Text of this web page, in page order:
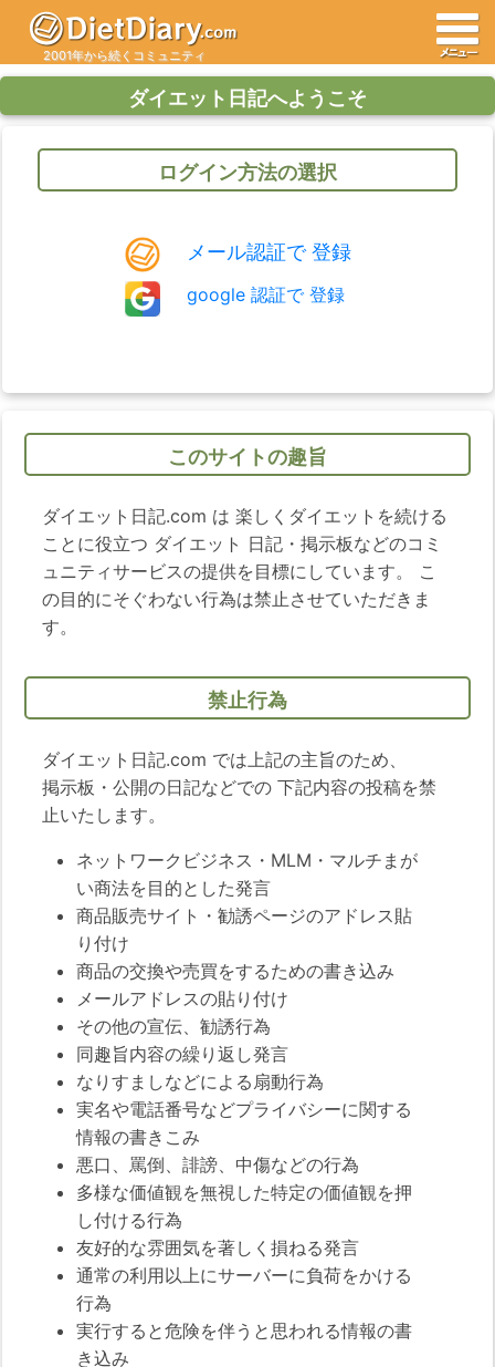
2001年から続くコミュニティ
ダイエット日記へようこそ
ログイン方法の選択
メール認証で 登録
このサイトの趣旨
ダイエット日記.com は 楽しくダイエットを続ける
ことに役立つ ダイエット 日記・掲示板などのコミ
ュニティサービスの提供を目標にしています。 こ
の目的にそぐわない行為は禁止させていただきま
す。
禁止行為
ダイエット日記.com では上記の主旨のため、
掲示板・公開の日記などでの 下記内容の投稿を禁
止いたします。
ネットワークビジネス・MLM・マルチまが
い商法を目的とした発言
商品販売サイト・勧誘ページのアドレス貼
り付け
商品の交換や売買をするための書き込み
メールアドレスの貼り付け
その他の宣伝、勧誘行為
同趣旨内容の繰り返し発言
なりすましなどによる扇動行為
実名や電話番号などプライバシーに関する
情報の書きこみ
悪口、罵倒、誹謗、中傷などの行為
多様な価値観を無視した特定の価値観を押
し付ける行為
友好的な雰囲気を著しく損ねる発言
通常の利用以上にサーバーに負荷をかける
行為
実行すると危険を伴うと思われる情報の書
き込み